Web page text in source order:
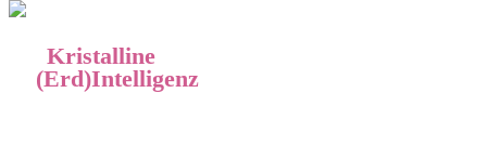
Kristalline
(Erd)Intelligenz